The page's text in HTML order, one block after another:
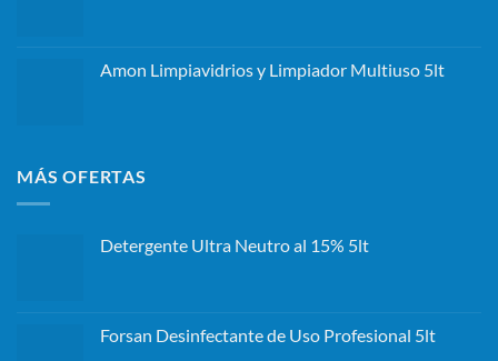
Amon Limpiavidrios y Limpiador Multiuso 5lt
MÁS OFERTAS
Detergente Ultra Neutro al 15% 5lt
Forsan Desinfectante de Uso Profesional 5lt